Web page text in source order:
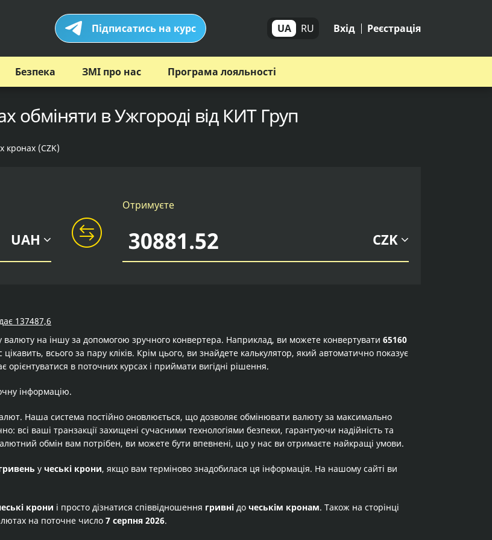
Підписатись на курс UA RU Вхід Реєстрація
Безпека ЗМІ про нас Програма лояльності
обміняти в Ужгороді від КИТ Груп
кронах (CZK)
UAH
Отримуєте
CZK
137487,6
на іншу за допомогою зручного конвертера. Наприклад, ви можете конвертувати 65160
всього за пару кліків. Крім цього, ви знайдете калькулятор, який автоматично показує
орієнтуватися в поточних курсах і приймати вигідні рішення.
інформацію.
Наша система постійно оновлюється, що дозволяє обмінювати валюту за максимально
всі ваші транзакції захищені сучасними технологіями безпеки, гарантуючи надійність та
обмін вам потрібен, ви можете бути впевнені, що у нас ви отримаєте найкращі умови.
у чеські крони, якщо вам терміново знадобилася ця інформація. На нашому сайті ви
крони і просто дізнатися співвідношення гривні до чеськім кронам. Також на сторінці
на поточне число 7 серпня 2026.